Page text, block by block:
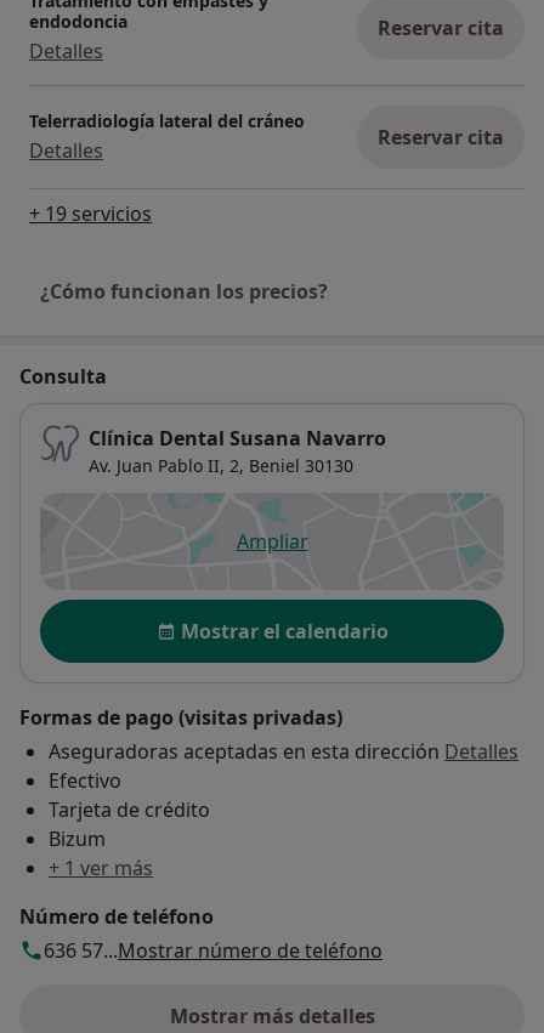
endodoncia
Detalles
Reservar cita
Telerradiología lateral del cráneo
Detalles Reservar cita
+ 19 servicios
¿Cómo funcionan los precios?
Consulta
Clínica Dental Susana Navarro
Av. Juan Pablo II, 2, Beniel 30130
Ampliarse abre en una nueva
Disponibilidad
Mostrar el calendario
Formas de pago (visitas privadas)
Aseguradoras aceptadas en esta dirección Detalles
Efectivo
Tarjeta de crédito
Bizum
+ 1 ver más
Número de teléfono
636 57...Mostrar número de teléfono
Mostrar más detalles